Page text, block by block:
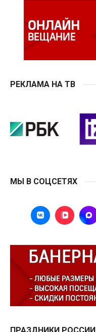
РЕКЛАМА НА ТВ
МЫ В СОЦСЕТЯХ
ПРАЗДНИКИ РОССИИ